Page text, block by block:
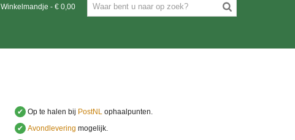
Winkelmandje - € 0,00
✔ Op te halen bij PostNLophaalpunten.
✔ Avondlevering mogelijk.